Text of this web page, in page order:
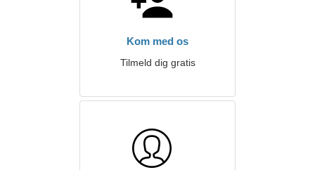
Kom med os
Tilmeld dig gratis